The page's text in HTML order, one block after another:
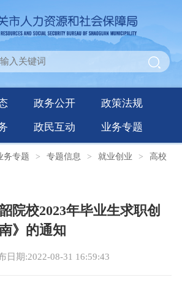
政务公开 政策法规
政民互动 业务专题
务专题 > 专题信息 > 就业创业 > 高校
院校2023年毕业生求职创
》的通知
日期:2022-08-31 16:59:43